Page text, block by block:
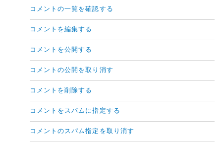
コメントの一覧を確認する
コメントを編集する
コメントを公開する
コメントの公開を取り消す
コメントを削除する
コメントをスパムに指定する
コメントのスパム指定を取り消す